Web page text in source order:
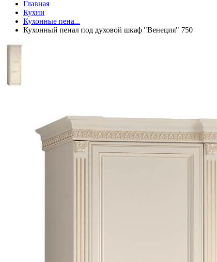
Главная
Кухни
Кухонные пена...
Кухонный пенал под духовой шкаф "Венеция" 750